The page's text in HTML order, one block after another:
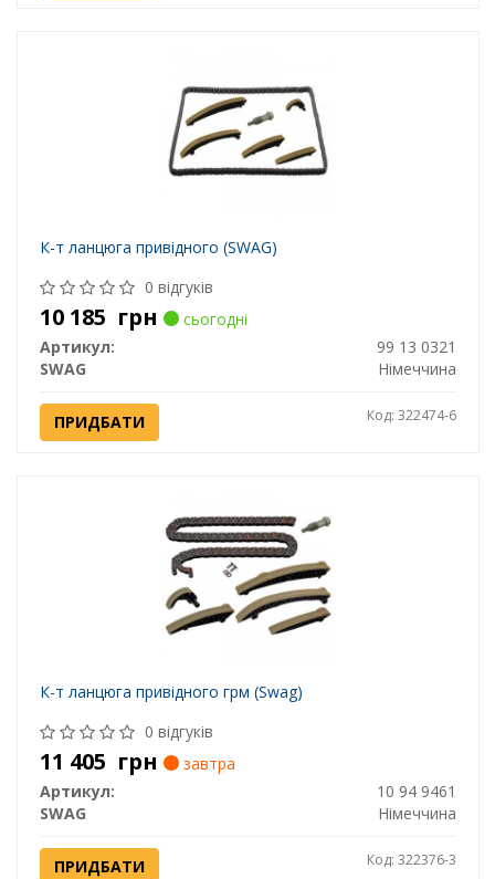
К-т ланцюга привідного (SWAG)
0 відгуків
10 185 грн
сьогодні
Артикул:
99 13 0321
SWAG
Німеччина
ПРИДБАТИ Код: 322474-6
К-т ланцюга привідного грм (Swag)
0 відгуків
11 405 грн
завтра
Артикул:
10 94 9461
SWAG
Німеччина
ПРИДБАТИ Код: 322376-3